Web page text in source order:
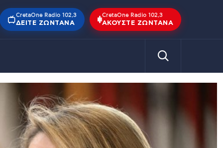
CretaOne Radio 102,3
ΔΕΊΤΕ ΖΩΝΤΑΝΆ
CretaOne Radio 102,3
ΑΚΟΎΣΤΕ ΖΩΝΤΑΝΆ